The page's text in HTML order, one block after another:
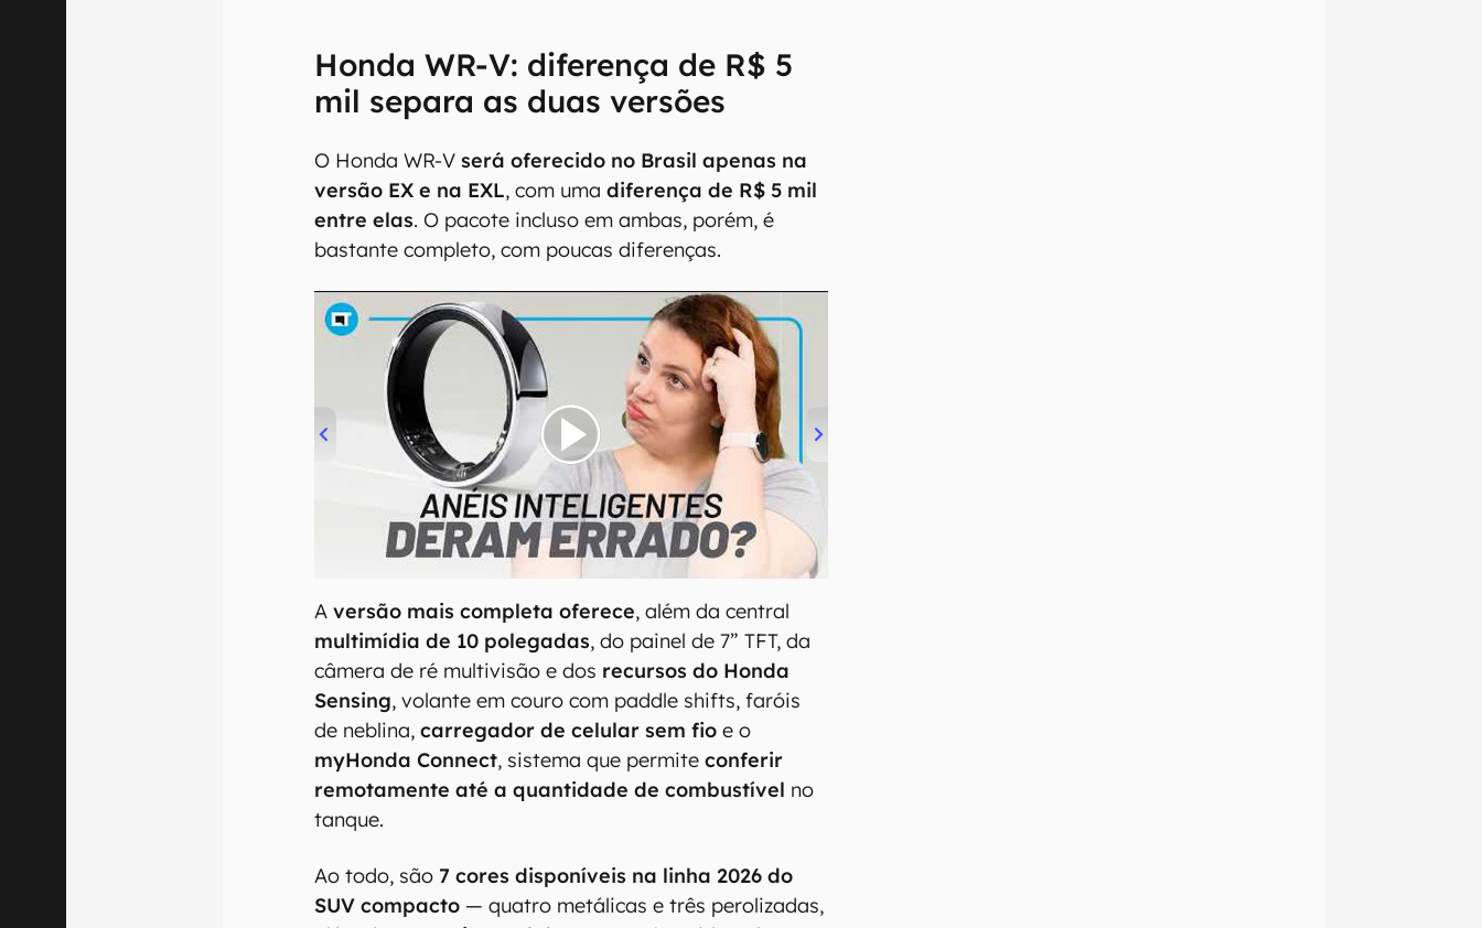
Honda WR-V: diferença de R$ 5
mil separa as duas versões
O Honda WR-Vserá oferecido no Brasil apenas na
versão EX e na EXL, com umadiferença de R$ 5 mil
entre elas. O pacote incluso em ambas, porém, é
bastante completo, com poucas diferenças.
00:00/21:11
Aversão mais completa oferece, além da central
multimídia de 10 polegadas, do painel de 7” TFT, da
câmera de ré multivisão e dos recursos do Honda
Sensing, volante em couro com paddle shifts, faróis
de neblina,carregador de celular sem fio e o
myHonda Connect, sistema que permiteconferir
remotamente até a quantidade de combustível no
tanque.
Ao todo, são 7 cores disponíveis na linha 2026 do
SUV compacto — quatro metálicas e três perolizadas,